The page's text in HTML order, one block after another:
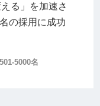
る」を加速さ
の採用に成功
501-5000名